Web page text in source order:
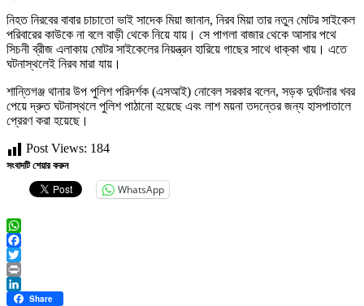
নিহত নিরবের বাবার চাচাতো ভাই সাদেক মিয়া জানান, নিরব মিয়া তার নতুন মোটর সাইকেল
পরিবারের কাউকে না বলে বাড়ী থেকে নিয়ে যায়। সে পাগলা বাজার থেকে আসার পথে
সিচনী ব্রীজ এলাকায় মোটর সাইকেলের নিয়ন্ত্রন হারিয়ে গাছের সাথে ধাক্কা খায়। এতে
ঘটনাস্থলেই নিরব মারা যায়।
শান্তিগঞ্জ থানার উপ পুলিশ পরিদর্শক (এসআই) নোবেল সরকার বলেন, সড়ক দুর্ঘটনার খবর
পেয়ে দ্রুত ঘটনাস্থলে পুলিশ পাঠানো হয়েছে এবং লাশ ময়না তদন্তের জন্য হাসপাতালে
প্রেরণ করা হয়েছে।
Post Views: 184
সংবাদটি শেয়ার করুন
WhatsApp
WhatsApp
Facebook
Twitter
Print
LinkedIn
Share